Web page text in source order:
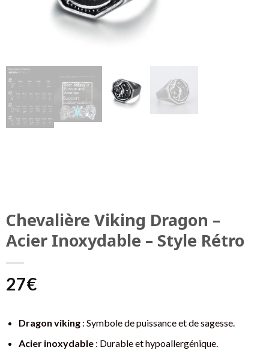
Chevalière Viking Dragon –
Acier Inoxydable – Style Rétro
27€
Dragon viking: Symbole de puissance et de sagesse.
Acier inoxydable: Durable et hypoallergénique.